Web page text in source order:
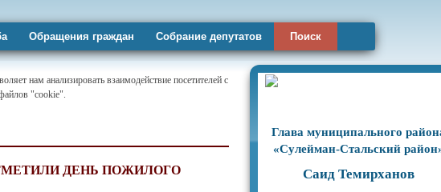
Обращения граждан Собрание депутатов Поиск
нам анализировать взаимодействие посетителей с
"cookie".
ДЕНЬ ПОЖИЛОГО
Глава муниципального
«Сулейман-Стальский
Саид Темирханов